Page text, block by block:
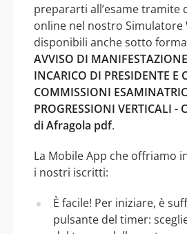
prepararti all’esame tramite
online nel nostro Simulatore
disponibili anche sotto
AVVISO DI
INCARICO DI PRESIDENTE E
COMMISSIONI
PROGRESSIONI VERTICALI
di Afragola pdf.
La Mobile App che offriamo
i nostri iscritti:
È facile! Per iniziare, è
pulsante del timer: